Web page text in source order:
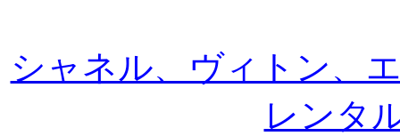
シャネル、ヴィトン、
レンタ